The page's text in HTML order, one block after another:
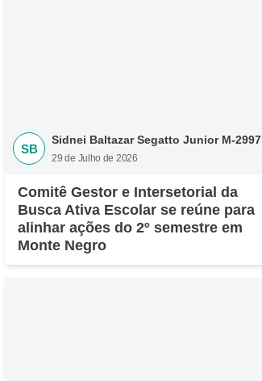
SB
Sidnei Baltazar Segatto Junior M-2997
29 de Julho de 2026
Comitê Gestor e Intersetorial da
Busca Ativa Escolar se reúne para
alinhar ações do 2º semestre em
Monte Negro